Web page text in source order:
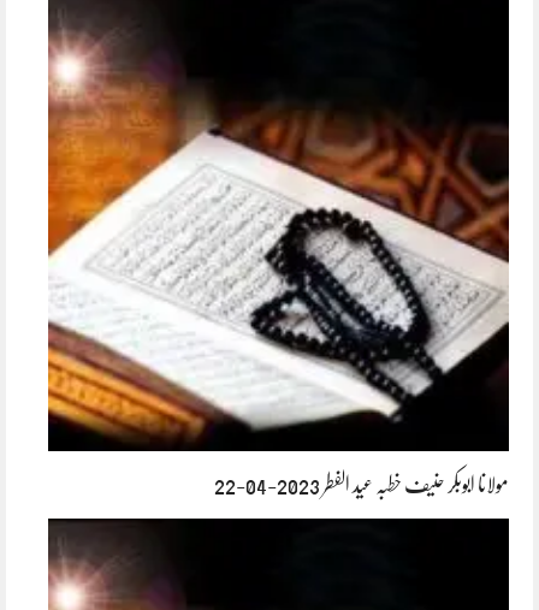
مولانا ابوبکر حنیف خطبہ عید الفطر 2023-04-22